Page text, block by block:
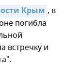
Крым , в
погибла
встречку и